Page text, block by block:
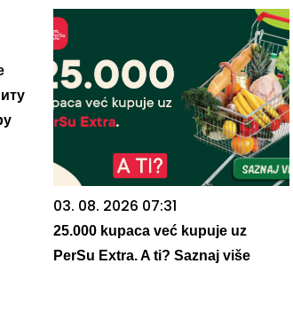
03. 08. 2026 07:31
25.000 kupaca već kupuje uz
PerSu Extra. A ti? Saznaj više